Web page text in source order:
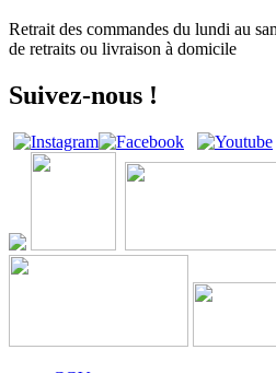
Retrait des commandes du lundi au
de retraits ou livraison à domicile
Suivez-nous !